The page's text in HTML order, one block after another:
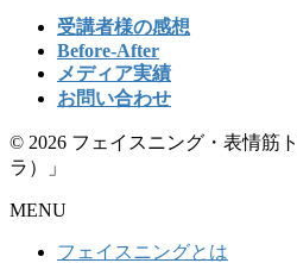
受講者様の感想
Before-After
メディア実績
お問い合わせ
© 2026 フェイスニング・表情筋
ラ）」
MENU
フェイスニングとは